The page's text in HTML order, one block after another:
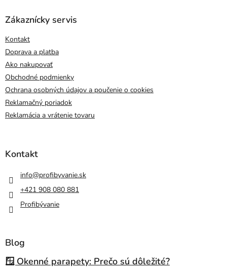
Zákaznícky servis
Kontakt
Doprava a platba
Ako nakupovať
Obchodné podmienky
Ochrana osobných údajov a poučenie o cookies
Reklamačný poriadok
Reklamácia a vrátenie tovaru
Kontakt
info@profibyvanie.sk
+421 908 080 881
Profibývanie
Blog
🪟 Okenné parapety: Prečo sú dôležité?